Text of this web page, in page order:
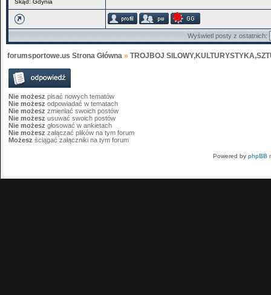
Skąd: Gdynia
Wyświetl posty z ostatnich:
forumsportowe.us Strona Główna » TROJBOJ
Nie możesz pisać nowych tematów
Nie możesz odpowiadać w tematach
Nie możesz zmieniać swoich postów
Nie możesz usuwać swoich postów
Nie możesz głosować w ankietach
Nie możesz załączać plików na tym forum
Możesz ściągać załączniki na tym forum
Powered by phpBB